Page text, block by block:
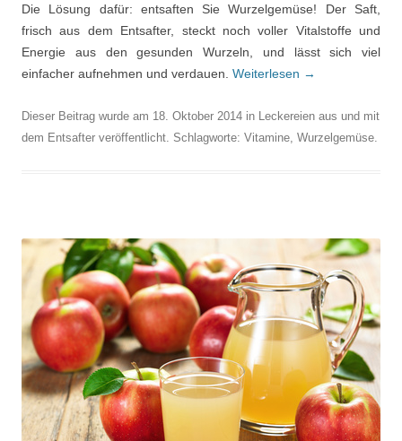
Die Lösung dafür: entsaften Sie Wurzelgemüse! Der Saft,
frisch aus dem Entsafter, steckt noch voller Vitalstoffe und
Energie aus den gesunden Wurzeln, und lässt sich viel
einfacher aufnehmen und verdauen. Weiterlesen →
Dieser Beitrag wurde am 18. Oktober 2014 in Leckereien aus und mit
dem Entsafter veröffentlicht. Schlagworte: Vitamine Wurzelgemüse